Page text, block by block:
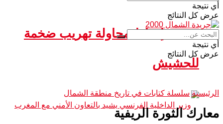
سبتة.. إحباط محاولة تهريب ضخمة
للحشيش
أي نتيجة
عرض كل النتائج
أي نتيجة
عرض كل النتائج
الرئيسية سلسلة كتابات في تاريخ منطقة الشمال
معارك الثورة الريفية